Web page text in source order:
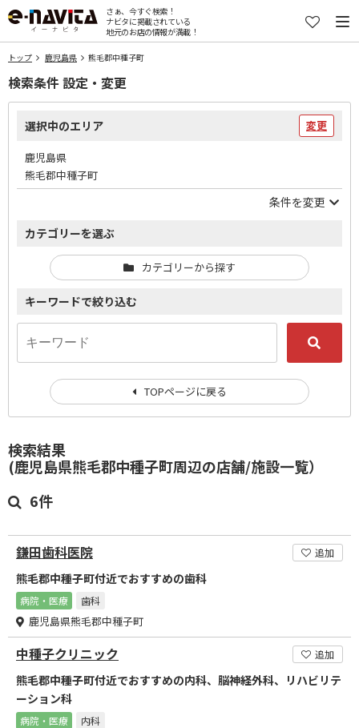
さぁ、今すぐ検索！
ナビタに掲載されている
地元のお店の情報が満載！
トップ 鹿児島県 熊毛郡中種子町
検索結果
(鹿児島県熊毛郡中種子町周辺の店舗/施設一覧）
6件
鎌田歯科医院 追加
熊毛郡中種子町付近でおすすめの歯科
病院・医療 歯科
鹿児島県熊毛郡中種子町
中種子クリニック 追加
熊毛郡中種子町付近でおすすめの内科、脳神経外科、リハビリテ
ーション科
病院・医療 内科
検索条件 設定・変更
選択中のエリア 変更
鹿児島県
熊毛郡中種子町
条件を変更
カテゴリーを選ぶ
カテゴリーから探す
キーワードで絞り込む
TOPページに戻る